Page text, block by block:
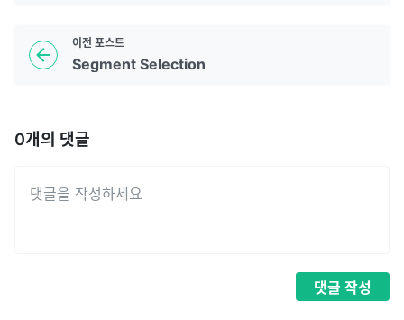
이전 포스트
Segment Selection
0개의 댓글
댓글 작성